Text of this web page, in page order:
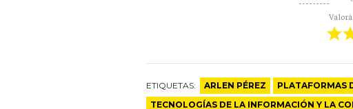
ETIQUETAS: ARLEN PÉREZ PLATAFORMAS
TECNOLOGÍAS DE LA INFORMACIÓN Y LA